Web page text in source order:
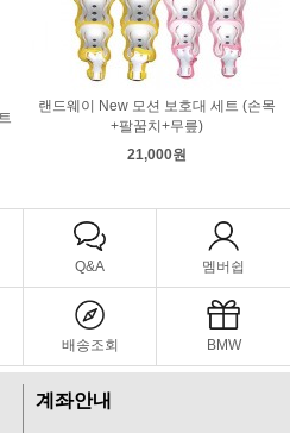
랜드웨이 New 모션 보호대 세트 (손목
+팔꿈치+무릎)
21,000원
Q&A 멤버쉽
배송조회 BMW
계좌안내